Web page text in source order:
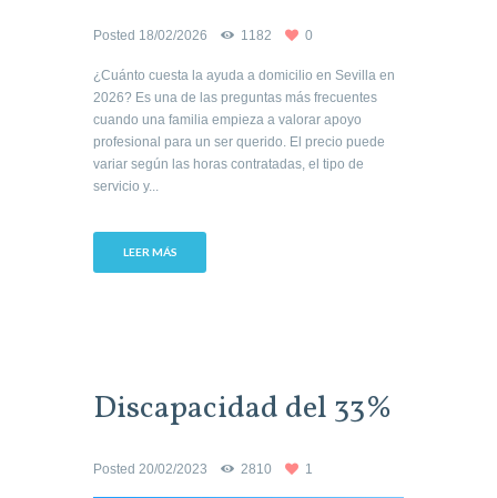
Posted 18/02/2026 1182 0
¿Cuánto cuesta la ayuda a domicilio en Sevilla en
2026? Es una de las preguntas más frecuentes
cuando una familia empieza a valorar apoyo
profesional para un ser querido. El precio puede
variar según las horas contratadas, el tipo de
servicio y...
LEER MÁS
Discapacidad del 33%
Posted 20/02/2023 2810 1